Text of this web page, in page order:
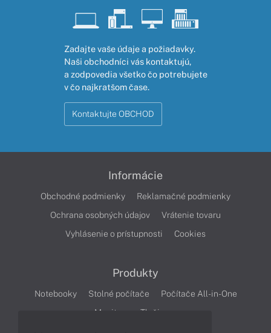
Zadajte vaše údaje a požiadavky.
Naši obchodníci vás kontaktujú,
a zodpovedia všetko čo potrebujete
v čo najkratšom čase.
Kontaktujte OBCHOD
Informácie
Obchodné podmienky
Reklamačné podmienky
Ochrana osobných údajov
Vrátenie tovaru
Vyhlásenie o prístupnosti
Cookies
Produkty
Notebooky Stolné počítače
Počítače All-in-One
Monitory
Tlačiarne